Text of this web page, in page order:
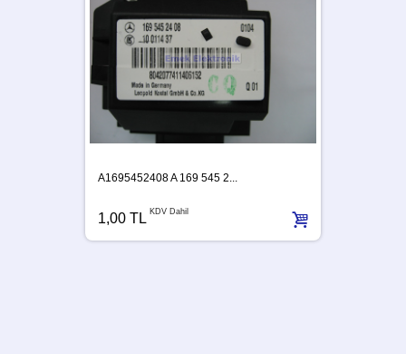
A1695452408 A 169 545 2...
1,00 TL KDV Dahil